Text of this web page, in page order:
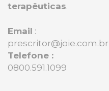
terapêuticas.
Email :
prescritor@joie.com.br
Telefone :
0800.591.1099